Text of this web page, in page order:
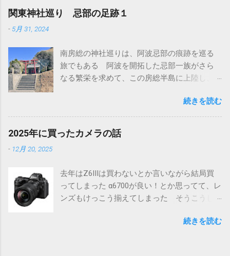
霊神社は町の中にポツンとある小さくて素朴
な神社だ ここは別名が高井神社とも言われて
らタカイへ訛ったのかも知れない いずれにし
ても、墨田区の高木神社同様に神仏分離で寺
から切り離されたものと思われる そのため、
そういうこともあって、南房総千倉にある高
皇産霊神社も造化三神の一柱を祀っていると
は言っても、比較的近年の創建された神社で
し、色々予定が変わった事もあって時間が空
いてしまったので、ちょっと寄ってみること
にした ところが.... まずは道の駅から眺めた光
景 ※画面中央の銅葺きの建物 何しろその大
きさに驚いた 初めて見た時には「え、あ
関東神社巡り 忌部の足跡１
- 5月 31, 2024
南房総の神社巡りは、阿波忌部の痕跡を巡る
旅でもある 阿波を開拓した忌部一族がさら
なる繁栄を求めて、この房総半島に上陸し、
のこの地は四国の阿波（あわ）にちなんで同
じ名称の安房（あわ）だ また忌部一族が房
総全域を開拓し、その地が麻がふさふさに育
つことから総国（ふさこく）となり、時代が
なので、統一された名称ということがわかる
そんな天富命率いる忌部一族が最初に上陸し
たといわれるのが駒ヶ崎神社だ 神社にはとく
は祠といった感じ 鳥居越しに太平洋を見る
続きを読む
2025年に買ったカメラの話
- 12月 20, 2025
去年はZ6IIIは買わないとか言いながら結局買
ってしまった α6700が良い！とか思ってて、レ
ンズもけっこう揃えてしまった そうこうし
いてきたりもしたが、結局操作性、色味、
続きを読む